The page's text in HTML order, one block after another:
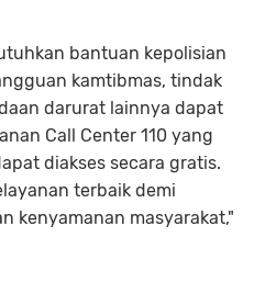
bantuan kepolisian
kamtibmas, tindak
darurat lainnya dapat
Call Center 110 yang
diakses secara gratis.
terbaik demi
kenyamanan masyarakat,"